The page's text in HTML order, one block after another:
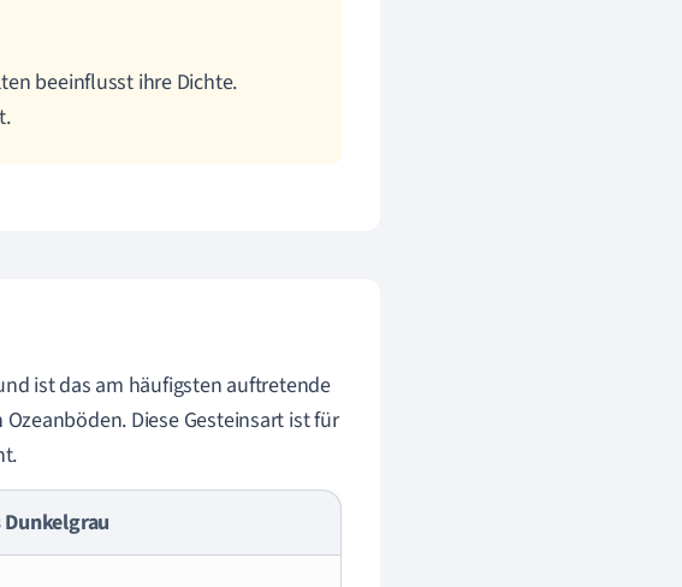
beeinflusst ihre Dichte.
ist das am häufigsten auftretende
Diese Gesteinsart ist für